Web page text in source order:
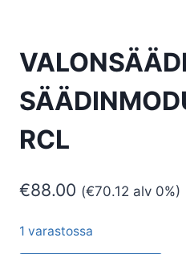
RCL
€88.00 (€70.12 alv 0%)
1 varastossa